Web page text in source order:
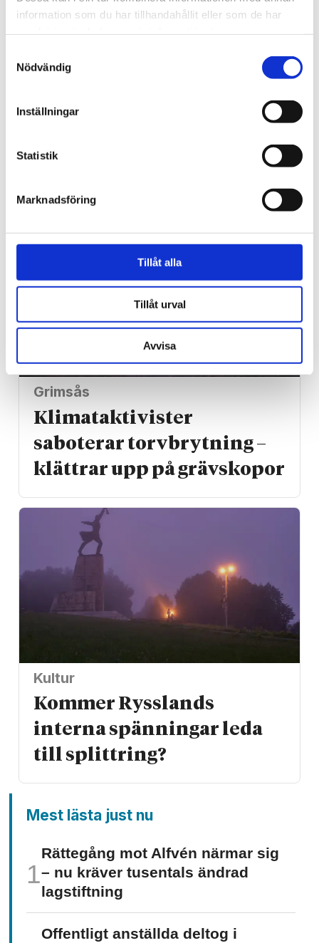
information som du har tillhandahållit eller som de har
Nödvändig
Inställningar
Statistik
Marknadsföring
Tillåt alla
Tillåt urval
Avvisa
Lovande blåbärssäsong –
Grimsås
Klimat­aktivister
saboterar torv­brytning –
klättrar upp på gräv­skopor
Kultur
Kommer Rysslands
interna spänningar leda
till splittring?
Mest lästa just nu
Rättegång mot Alfvén närmar sig
– nu kräver tusentals ändrad
lagstiftning
Offentligt anställda deltog i